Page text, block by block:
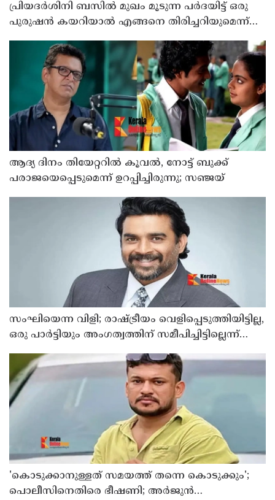
പ്രിയദർശിനി ബസിൽ മുഖം മൂടുന്ന പർദയിട്ട് ഒരു
പുരുഷൻ കയറിയാൽ എങ്ങനെ തിരിച്ചറിയുമെന്ന്
എംഎൻ കാരശ്ശേരി
ആദ്യ ദിനം തിയേറ്ററില്‍ കൂവല്‍, നോട്ട് ബുക്ക്
പരാജയെപ്പെടുമെന്ന് ഉറപ്പിച്ചിരുന്നു; സഞ്ജയ്
സംഘിയെന്ന വിളി; രാഷ്ട്രീയം വെളിപ്പെടുത്തിയിട്ടില്ല,
ഒരു പാര്‍ട്ടിയും അംഗത്വത്തിന് സമീപിച്ചിട്ടില്ലെന്ന്
ആര്‍ മാധവന്‍
'കൊടുക്കാനുള്ളത് സമയത്ത് തന്നെ കൊടുക്കും';
പൊലീസിനെതിരെ ഭീഷണി; അർജുൻ